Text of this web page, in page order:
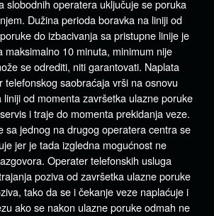
slobodnih operatera uključuje se poruka
Dužina perioda boravka na liniji od
do izbacivanja sa pristupne linije je
maksimalno 10 minuta, minimum nije
se odrediti, niti garantovati. Naplata
telefonskog saobraćaja vrši na osnovu
od momenta završetka ulazne poruke
i traje do momenta prekidanja veze.
sa jednog na drugog operatera centra se
jer je tada izgledna mogućnost ne
Operater telefonskih usluga
poziva od završetka ulazne poruke
tako da se i čekanje veze naplaćuje i
ako se nakon ulazne poruke odmah ne